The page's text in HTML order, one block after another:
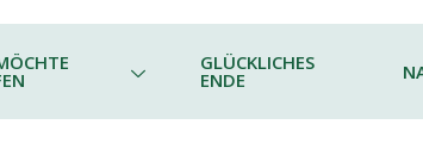
GLÜCKLICHES
ENDE